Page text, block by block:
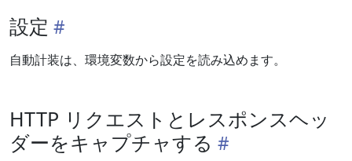
設定
自動計装は、環境変数から設定を読み込めます。
HTTP リクエストとレスポンスヘッ
ダーをキャプチャする